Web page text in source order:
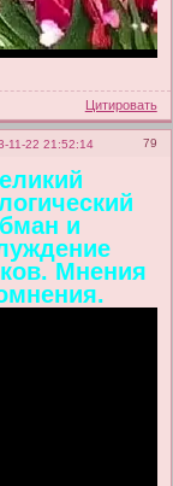
Цитировать
79
11-22 21:52:14
и
Мнения